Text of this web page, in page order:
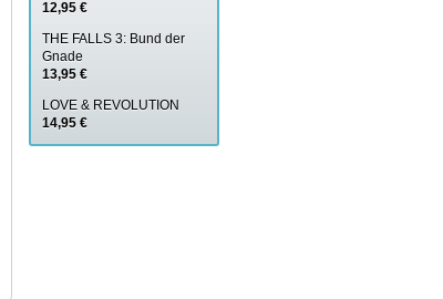
12,95 €
THE FALLS 3: Bund der
Gnade
13,95 €
LOVE & REVOLUTION
14,95 €